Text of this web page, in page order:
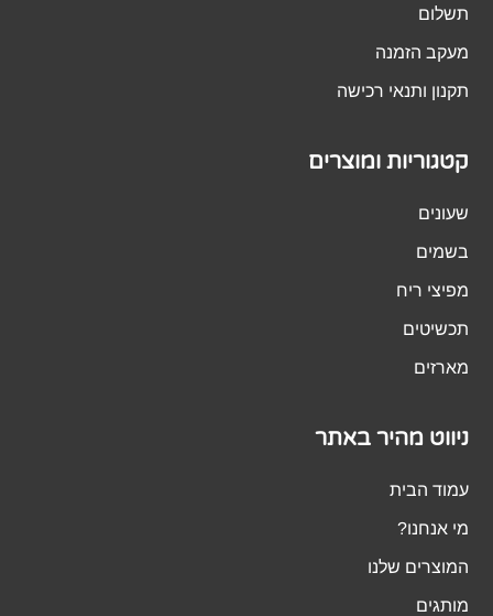
תשלום
מעקב הזמנה
תקנון ותנאי רכישה
קטגוריות ומוצרים
שעונים
בשמים
מפיצי ריח
תכשיטים
מארזים
ניווט מהיר באתר
עמוד הבית
מי אנחנו?
המוצרים שלנו
מותגים